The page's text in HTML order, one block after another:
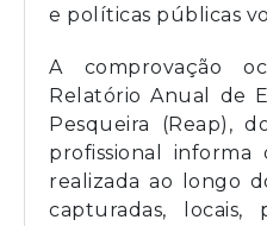
e políticas públicas
A comprovação
Relatório Anual de
Pesqueira (Reap),
profissional informa
realizada ao longo
capturadas, locais,